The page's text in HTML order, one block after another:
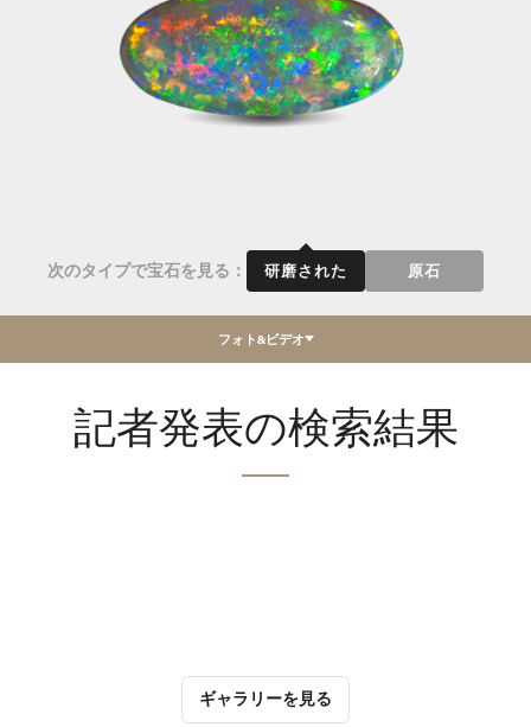
次のタイプで宝石を見る： 研磨された 原石
フォト&ビデオ
記者発表の検索結果
ギャラリーを見る